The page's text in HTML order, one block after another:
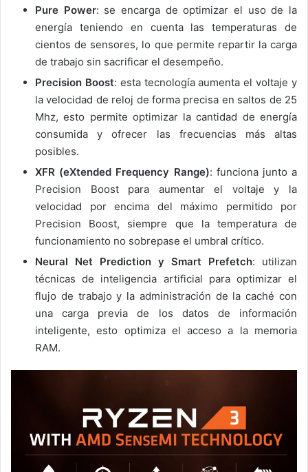
Pure Power: se encarga de optimizar el uso de la
energía teniendo en cuenta las temperaturas de
cientos de sensores, lo que permite repartir la carga
de trabajo sin sacrificar el desempeño.
Precision Boost: esta tecnología aumenta el voltaje y
la velocidad de reloj de forma precisa en saltos de 25
Mhz, esto permite optimizar la cantidad de energía
consumida y ofrecer las frecuencias más altas
posibles.
XFR (eXtended Frequency Range): funciona junto a
Precision Boost para aumentar el voltaje y la
velocidad por encima del máximo permitido por
Precision Boost, siempre que la temperatura de
funcionamiento no sobrepase el umbral crítico.
Neural Net Prediction y Smart Prefetch: utilizan
técnicas de inteligencia artificial para optimizar el
flujo de trabajo y la administración de la caché con
una carga previa de los datos de información
inteligente, esto optimiza el acceso a la memoria
RAM.